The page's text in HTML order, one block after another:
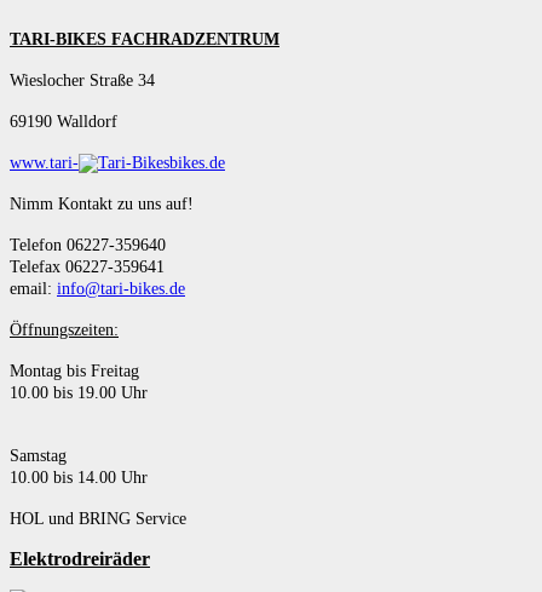
TARI-BIKES FACHRADZENTRUM
Wieslocher Straße 34
69190 Walldorf
www.tari- bikes.de
Nimm Kontakt zu uns auf!
Telefon 06227-359640
Telefax 06227-359641
email: info@tari-bikes.de
Öffnungszeiten:
Montag bis Freitag
10.00 bis 19.00 Uhr
Samstag
10.00 bis 14.00 Uhr
HOL und BRING Service
Elektrodreiräder